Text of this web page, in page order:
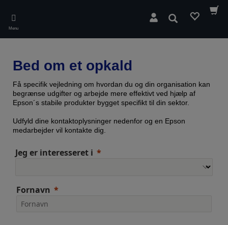
main
content
Menu
Søg
Bed om et opkald
Få specifik vejledning om hvordan du og din organisation kan
begrænse udgifter og arbejde mere effektivt ved hjælp af
Epson´s stabile produkter bygget specifikt til din sektor.
Udfyld dine kontaktoplysninger nedenfor og en Epson
medarbejder vil kontakte dig.
Jeg er interesseret i
Fornavn